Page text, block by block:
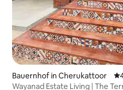
Bauernhof in Cherukattoor
Wayanad Estate Living | The